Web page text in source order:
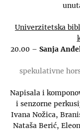
Univerzitetska
20.00 – Sanja
spekulativne
Napisala i
i senzorne
Ivana Nožica,
Nataša Berić,